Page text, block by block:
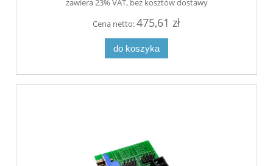
zawiera 23% VAT, bez kosztów dostawy
Cena netto:475,61 zł
do koszyka